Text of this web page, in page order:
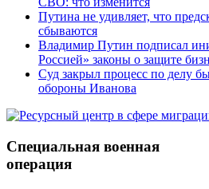
Путина не удивляет, что
сбываются
Владимир Путин подписал
Россией» законы о защите
Cуд закрыл процесс по делу
обороны Иванова
Специальная военная
операция